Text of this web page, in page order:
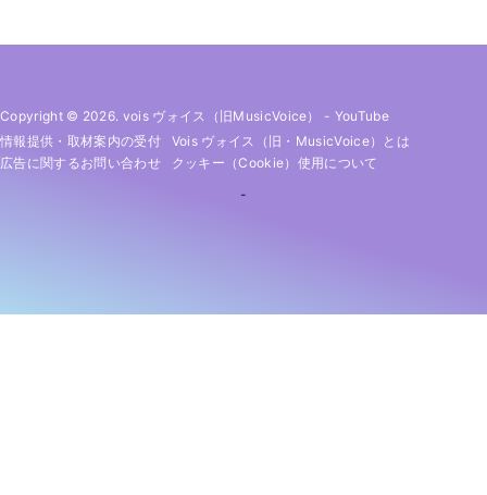
Copyright © 2026. vois ヴォイス（旧MusicVoice） - YouTube
情報提供・取材案内の受付
Vois ヴォイス（旧・MusicVoice）とは
広告に関するお問い合わせ
クッキー（cookie）使用について
-